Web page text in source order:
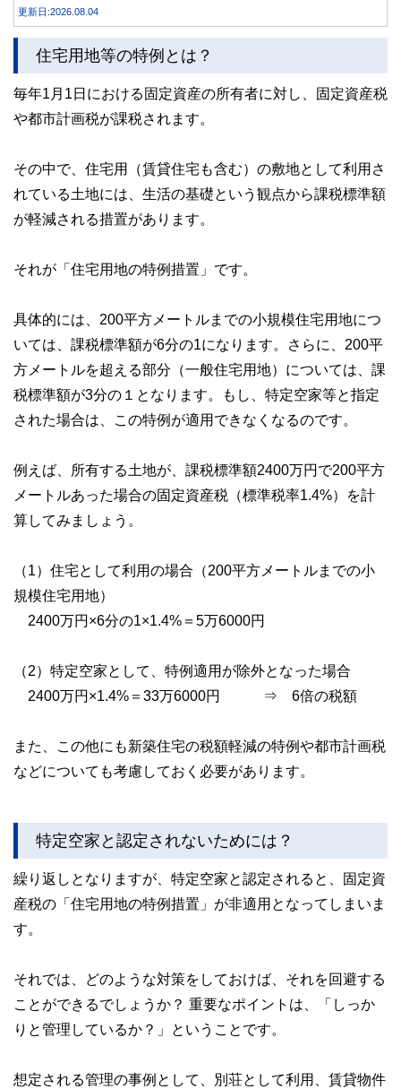
更新日:2026.08.04
住宅用地等の特例とは？
毎年1月1日における固定資産の所有者に対し、固定資産税
や都市計画税が課税されます。
その中で、住宅用（賃貸住宅も含む）の敷地として利用さ
れている土地には、生活の基礎という観点から課税標準額
が軽減される措置があります。
それが「住宅用地の特例措置」です。
具体的には、200平方メートルまでの小規模住宅用地につ
いては、課税標準額が6分の1になります。さらに、200平
方メートルを超える部分（一般住宅用地）については、課
税標準額が3分の１となります。もし、特定空家等と指定
された場合は、この特例が適用できなくなるのです。
例えば、所有する土地が、課税標準額2400万円で200平方
メートルあった場合の固定資産税（標準税率1.4%）を計
算してみましょう。
（1）住宅として利用の場合（200平方メートルまでの小
規模住宅用地）
2400万円×6分の1×1.4%＝5万6000円
（2）特定空家として、特例適用が除外となった場合
2400万円×1.4%＝33万6000円 ⇒ 6倍の税額
また、この他にも新築住宅の税額軽減の特例や都市計画税
などについても考慮しておく必要があります。
特定空家と認定されないためには？
繰り返しとなりますが、特定空家と認定されると、固定資
産税の「住宅用地の特例措置」が非適用となってしまいま
す。
それでは、どのような対策をしておけば、それを回避する
ことができるでしょうか？ 重要なポイントは、「しっか
りと管理しているか？」ということです。
想定される管理の事例として、別荘として利用、賃貸物件